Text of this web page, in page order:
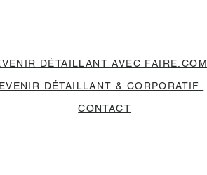
DÉTAILLANT AVEC FAIRE.COM
DÉTAILLANT & CORPORATIF
CONTACT